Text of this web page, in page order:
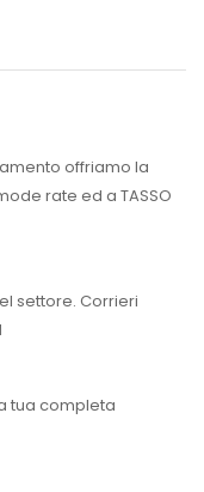
offriamo la
rate ed a TASSO
settore. Corrieri
tua completa